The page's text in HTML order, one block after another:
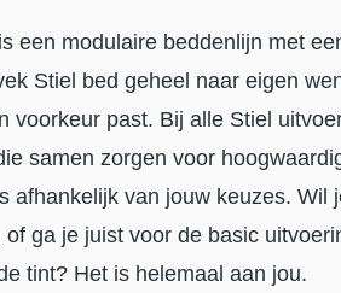
een modulaire beddenlijn met
Stiel bed geheel naar eigen
voorkeur past. Bij alle Stiel
samen zorgen voor
afhankelijk van jouw keuzes.
of ga je juist voor de basic
tint? Het is helemaal aan jou.